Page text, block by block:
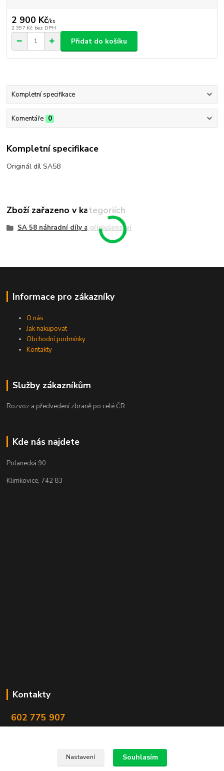
2 900 Kč/ks
2 397 Kč bez DPH
Přidat do košíku
Kompletní specifikace
Komentáře 0
Kompletní specifikace
Originál díl SA58
Zboží zařazeno v kategoriích
SA 58 náhradní díly a příslušenství
Informace pro zákazníky
O nás
Jak nakupovat
Obchodní podmínky
Kontakty
Služby zákazníkům
Rozvoz a předvedení zbraně po celé ČR
Kde nás najdete
Polanecká 90
Klimkovice, 742 83
Kontakty
602 775 907
Nastavení Souhlasím